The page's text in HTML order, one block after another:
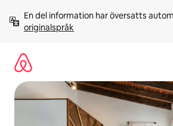
innehåll
En del information har översatts
originalspråk